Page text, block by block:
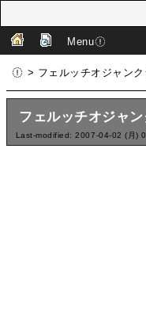
Menu
> フェルッチオジャンク
フェルッチオジャ
Last-modified: 2007-04-02 (月)